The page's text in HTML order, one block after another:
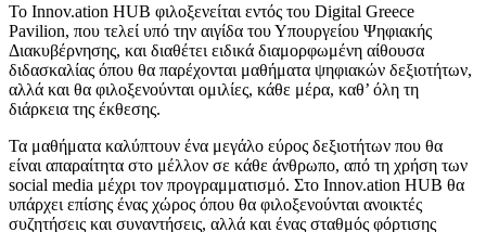
Το Innov.ation HUB φιλοξενείται εντός του Digital Greece
Pavilion, που τελεί υπό την αιγίδα του Υπουργείου Ψηφιακής
Διακυβέρνησης, και διαθέτει ειδικά διαμορφωμένη αίθουσα
διδασκαλίας όπου θα παρέχονται μαθήματα ψηφιακών δεξιοτήτων,
αλλά και θα φιλοξενούνται ομιλίες, κάθε μέρα, καθ’ όλη τη
διάρκεια της έκθεσης.
Τα μαθήματα καλύπτουν ένα μεγάλο εύρος δεξιοτήτων που θα
είναι απαραίτητα στο μέλλον σε κάθε άνθρωπο, από τη χρήση των
social media μέχρι τον προγραμματισμό. Στο Innov.ation HUB θα
υπάρχει επίσης ένας χώρος όπου θα φιλοξενούνται ανοικτές
συζητήσεις και συναντήσεις, αλλά και ένας σταθμός φόρτισης